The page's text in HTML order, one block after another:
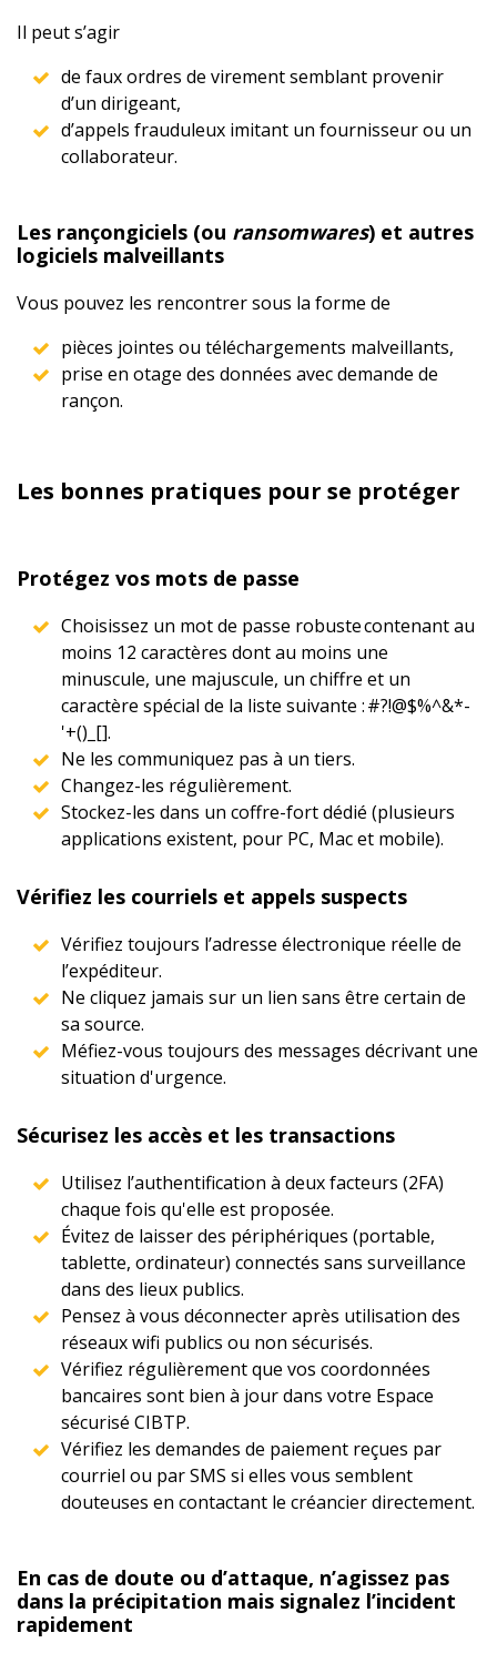
Il peut s’agir
de faux ordres de virement semblant provenir
d’un dirigeant,
d’appels frauduleux imitant un fournisseur ou un
collaborateur.
Les rançongiciels (ou ransomwares) et autres
logiciels malveillants
Vous pouvez les rencontrer sous la forme de
pièces jointes ou téléchargements malveillants,
prise en otage des données avec demande de
rançon.
Les bonnes pratiques pour se protéger
Protégez vos mots de passe
Choisissez un mot de passe robuste contenant au
moins 12 caractères dont au moins une
minuscule, une majuscule, un chiffre et un
caractère spécial de la liste suivante : #?!@$%^&*-
'+()_[].
Ne les communiquez pas à un tiers.
Changez-les régulièrement.
Stockez-les dans un coffre-fort dédié (plusieurs
applications existent, pour PC, Mac et mobile).
Vérifiez les courriels et appels suspects
Vérifiez toujours l’adresse électronique réelle de
l’expéditeur.
Ne cliquez jamais sur un lien sans être certain de
sa source.
Méfiez-vous toujours des messages décrivant une
situation d'urgence.
Sécurisez les accès et les transactions
Utilisez l’authentification à deux facteurs (2FA)
chaque fois qu'elle est proposée.
Évitez de laisser des périphériques (portable,
tablette, ordinateur) connectés sans surveillance
dans des lieux publics.
Pensez à vous déconnecter après utilisation des
réseaux wifi publics ou non sécurisés.
Vérifiez régulièrement que vos coordonnées
bancaires sont bien à jour dans votre Espace
sécurisé CIBTP.
Vérifiez les demandes de paiement reçues par
courriel ou par SMS si elles vous semblent
douteuses en contactant le créancier directement.
En cas de doute ou d’attaque, n’agissez pas
dans la précipitation mais signalez l’incident
rapidement